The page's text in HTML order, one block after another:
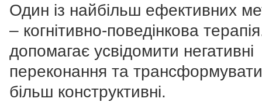
Один із найбільш ефективних
– когнітивно-поведінкова
допомагає усвідомити негативні
переконання та трансформувати
більш конструктивні.